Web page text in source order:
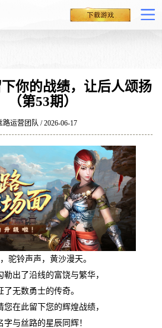
你的战绩，让后人颂扬
（第53期）
路运营团队 / 2026-06-17
驼铃声声，黄沙漫天。
勒出了沿线的富饶与繁华，
了无数勇士的传奇。
您在此留下您的辉煌战绩，
字与丝路的星辰同辉！